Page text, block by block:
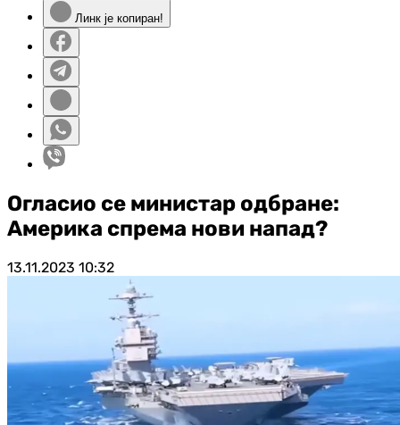
Линк је копиран!
Огласио се министар одбране:
Америка спрема нови напад?
13.11.2023 10:32